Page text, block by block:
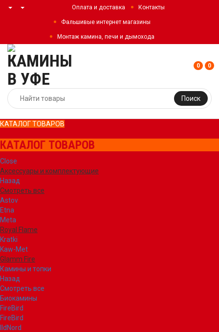
Оплата и доставка Контакты
Фальшивые интернет магазины
Монтаж камина, печи и дымохода
Поиск
0 0
КАТАЛОГ ТОВАРОВ
КАТАЛОГ ТОВАРОВ
Close
Аксессуары и комплектующие
Назад
Смотреть все
Astov
Etna
Meta
Royal Flame
Kratki
Kaw-Met
Glamm Fire
Камины и топки
Назад
Смотреть все
Биокамины
FireBird
FireBird
IldNord